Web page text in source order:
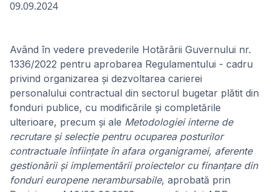
09.09.2024
Având în vedere prevederile Hotărârii Guvernului nr.
1336/2022 pentru aprobarea Regulamentului - cadru
privind organizarea și dezvoltarea carierei
personalului contractual din sectorul bugetar plătit din
fonduri publice, cu modificările și completările
ulterioare, precum și ale Metodologiei interne de
recrutare și selecție pentru ocuparea posturilor
contractuale înființate în afara organigramei, aferente
gestionării și implementării proiectelor cu finanțare din
fonduri europene nerambursabile, aprobată prin